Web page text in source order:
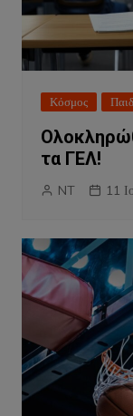
Κόσμος
τα ΓΕΛ!
NT 11